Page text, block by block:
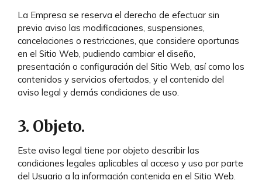
La Empresa se reserva el derecho de efectuar sin
previo aviso las modificaciones, suspensiones,
cancelaciones o restricciones, que considere oportunas
en el Sitio Web, pudiendo cambiar el diseño,
presentación o configuración del Sitio Web, así como los
contenidos y servicios ofertados, y el contenido del
aviso legal y demás condiciones de uso.
3. Objeto.
Este aviso legal tiene por objeto describir las
condiciones legales aplicables al acceso y uso por parte
del Usuario a la información contenida en el Sitio Web.